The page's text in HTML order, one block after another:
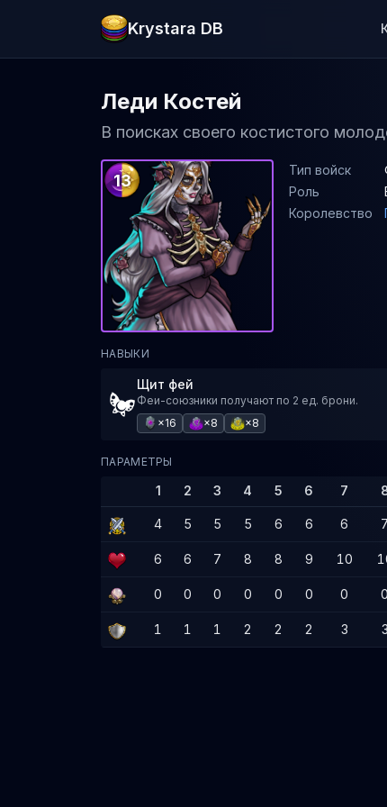
Krystara DB
Леди Костей
В поисках своего костистого
13
Тип войск
Роль
Королевство
НАВЫКИ
Щит фей
Феи-союзники получают по 2 ед. брони.
×16
×8 ×8
ПАРАМЕТРЫ
1 2 3 4 5 6 7
4 5 5 5 6 6 6 7
6 6 7 8 8 9 10
0 0 0 0 0 0 0 0
1 1 1 2 2 2 3 3